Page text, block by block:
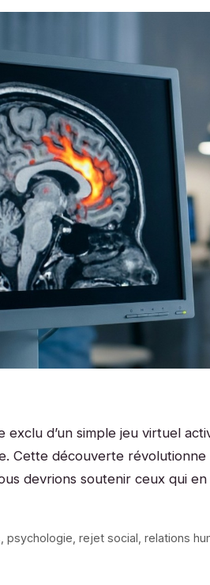
d’un simple jeu virtuel
Cette découverte
devrions soutenir ceux qui
psychologie rejet social relations